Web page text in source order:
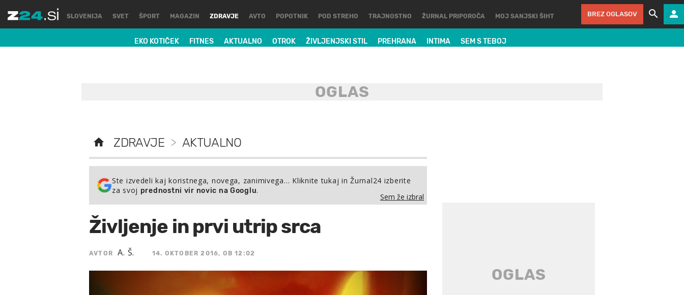
SLOVENIJA SVET ŠPORT MAGAZIN ZDRAVJE
EKO KOTIČEK FITNES AKTUALNO OTROK ŽIVLJENJSKI STIL PREHRANA INTIMA SEM S TEBOJ
AVTO POPOTNIK POD STREHO TRAJNOSTNO ŽURNAL PRIPOROČA MOJ SANJSKI ŠIHT BREZ OGLASOV
ZDRAVJE > AKTUALNO
Ste izvedeli kaj koristnega, novega, zanimivega… Kliknite tukaj in Žurnal24 izberite
za svoj prednostni vir novic na Googlu.
Sem že izbral
Življenje in prvi utrip srca
AVTOR A. Š. 14. OKTOBER 2016, OB 12:02